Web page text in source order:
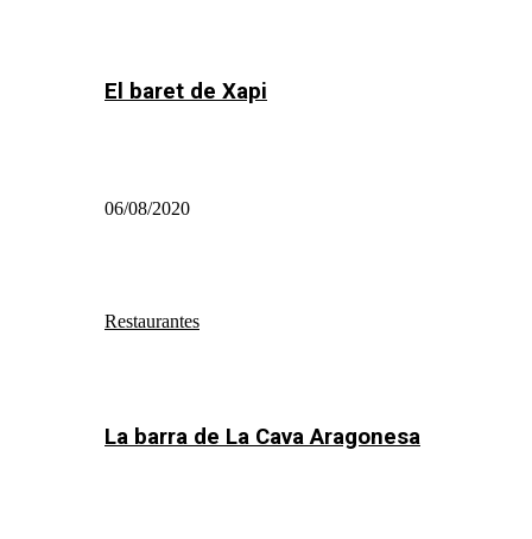
El baret de Xapi
06/08/2020
Restaurantes
La barra de La Cava Aragonesa